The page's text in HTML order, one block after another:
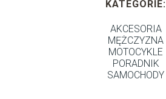
KATEGORIE:
AKCESORIA
MĘŻCZYZNA
MOTOCYKLE
PORADNIK
SAMOCHODY